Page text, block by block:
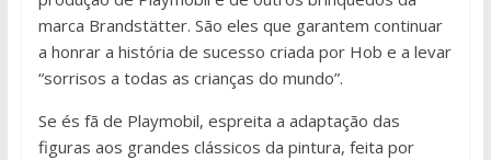
marca Brandstätter. São eles que garantem continuar
a honrar a história de sucesso criada por Hob e a levar
“sorrisos a todas as crianças do mundo”.
Se és fã de Playmobil, espreita a adaptação das
figuras aos grandes clássicos da pintura, feita por